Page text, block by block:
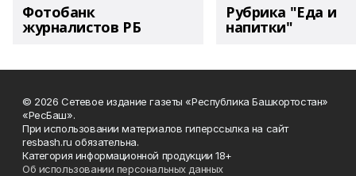
Фотобанк
журналистов РБ
Рубрика "Еда и
напитки"
© 2026 Сетевое издание газеты «Республика Башкортостан»
«РесБаш».
При использовании материалов гиперссылка на сайт
resbash.ru обязательна.
Категория информационной продукции 18+
Об использовании персональных данных